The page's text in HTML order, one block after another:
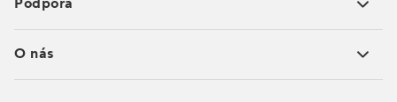
Podpora
O nás